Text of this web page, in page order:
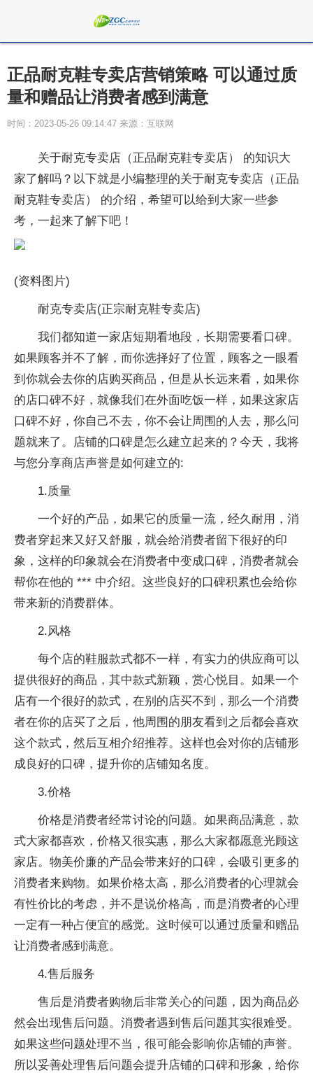
正品耐克鞋专卖店营销策略 可以通过质
量和赠品让消费者感到满意
时间：2023-05-26 09:14:47 来源：互联网
关于耐克专卖店（正品耐克鞋专卖店） 的知识大
家了解吗？以下就是小编整理的关于耐克专卖店（正品
耐克鞋专卖店） 的介绍，希望可以给到大家一些参
考，一起来了解下吧！
(资料图片)
耐克专卖店(正宗耐克鞋专卖店)
我们都知道一家店短期看地段，长期需要看口碑。
如果顾客并不了解，而你选择好了位置，顾客之一眼看
到你就会去你的店购买商品，但是从长远来看，如果你
的店口碑不好，就像我们在外面吃饭一样，如果这家店
口碑不好，你自己不去，你不会让周围的人去，那么问
题就来了。店铺的口碑是怎么建立起来的？今天，我将
与您分享商店声誉是如何建立的:
1.质量
一个好的产品，如果它的质量一流，经久耐用，消
费者穿起来又好又舒服，就会给消费者留下很好的印
象，这样的印象就会在消费者中变成口碑，消费者就会
帮你在他的 *** 中介绍。这些良好的口碑积累也会给你
带来新的消费群体。
2.风格
每个店的鞋服款式都不一样，有实力的供应商可以
提供很好的商品，其中款式新颖，赏心悦目。如果一个
店有一个很好的款式，在别的店买不到，那么一个消费
者在你的店买了之后，他周围的朋友看到之后都会喜欢
这个款式，然后互相介绍推荐。这样也会对你的店铺形
成良好的口碑，提升你的店铺知名度。
3.价格
价格是消费者经常讨论的问题。如果商品满意，款
式大家都喜欢，价格又很实惠，那么大家都愿意光顾这
家店。物美价廉的产品会带来好的口碑，会吸引更多的
消费者来购物。如果价格太高，那么消费者的心理就会
有性价比的考虑，并不是说价格高，而是消费者的心理
一定有一种占便宜的感觉。这时候可以通过质量和赠品
让消费者感到满意。
4.售后服务
售后是消费者购物后非常关心的问题，因为商品必
然会出现售后问题。消费者遇到售后问题其实很难受。
如果这些问题处理不当，很可能会影响你店铺的声誉。
所以妥善处理售后问题会提升店铺的口碑和形象，给你